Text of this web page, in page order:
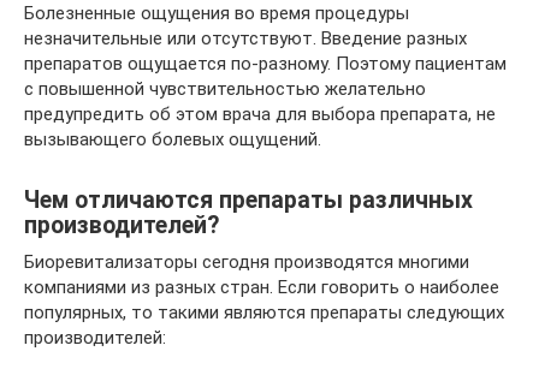
Болезненные ощущения во время процедуры
незначительные или отсутствуют. Введение разных
препаратов ощущается по-разному. Поэтому пациентам
с повышенной чувствительностью желательно
предупредить об этом врача для выбора препарата, не
вызывающего болевых ощущений.
Чем отличаются препараты различных
производителей?
Биоревитализаторы сегодня производятся многими
компаниями из разных стран. Если говорить о наиболее
популярных, то такими являются препараты следующих
производителей: